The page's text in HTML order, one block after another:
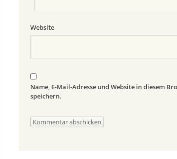
Website
Name, E-Mail-Adresse und Website in diesem
speichern.